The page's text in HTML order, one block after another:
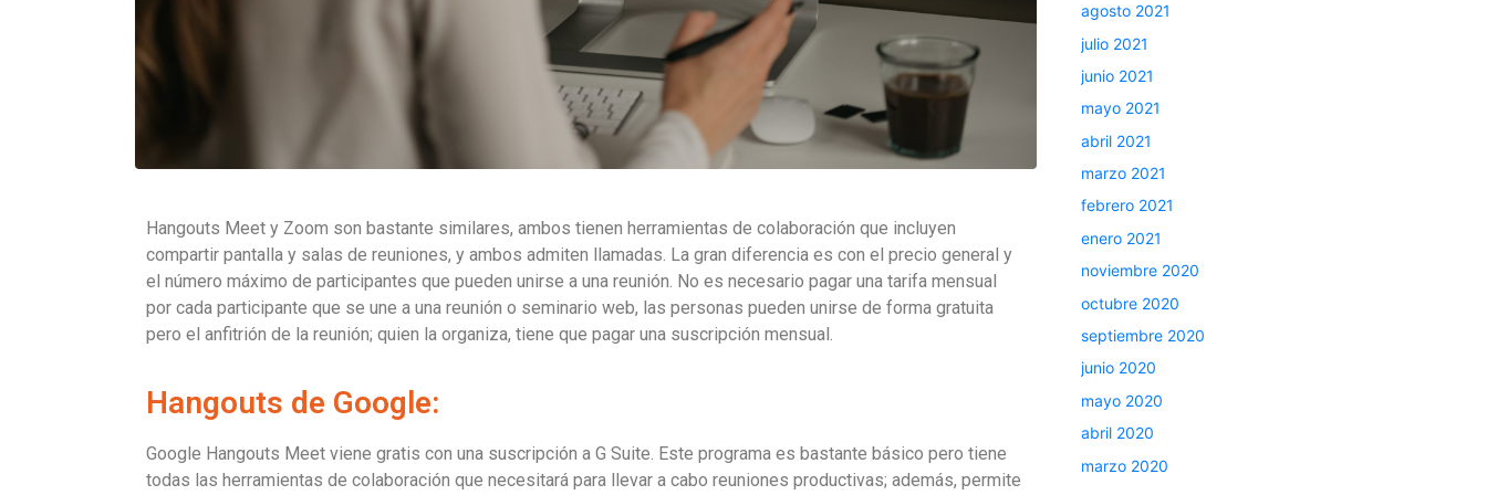
Hangouts Meet y Zoom son bastante similares, ambos tienen herramientas de colaboración que incluyen
compartir pantalla y salas de reuniones, y ambos admiten llamadas. La gran diferencia es con el precio general y
el número máximo de participantes que pueden unirse a una reunión. No es necesario pagar una tarifa mensual
por cada participante que se une a una reunión o seminario web, las personas pueden unirse de forma gratuita
pero el anfitrión de la reunión; quien la organiza, tiene que pagar una suscripción mensual.
Hangouts de Google:
Google Hangouts Meet viene gratis con una suscripción a G Suite. Este programa es bastante básico pero tiene
todas las herramientas de colaboración que necesitará para llevar a cabo reuniones productivas; además, permite
agosto 2021
julio 2021
junio 2021
mayo 2021
abril 2021
marzo 2021
febrero 2021
enero 2021
noviembre 2020
octubre 2020
septiembre 2020
junio 2020
mayo 2020
abril 2020
marzo 2020